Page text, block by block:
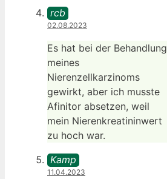
rcb
02.08.2023
Es hat bei der Behandlung
meines
Nierenzellkarzinoms
gewirkt, aber ich musste
Afinitor absetzen, weil
mein Nierenkreatininwert
zu hoch war.
Kamp
11.04.2023